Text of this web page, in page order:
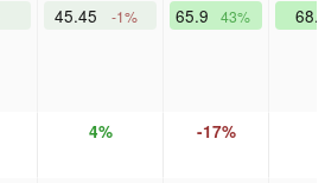
45.45 -1% 65.9 43%
4% -17%